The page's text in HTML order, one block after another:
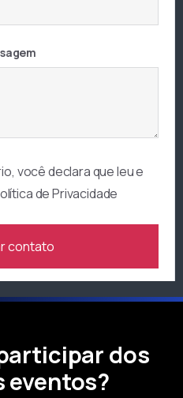
você declara que leu e
de Privacidade
contato
dos
eventos?